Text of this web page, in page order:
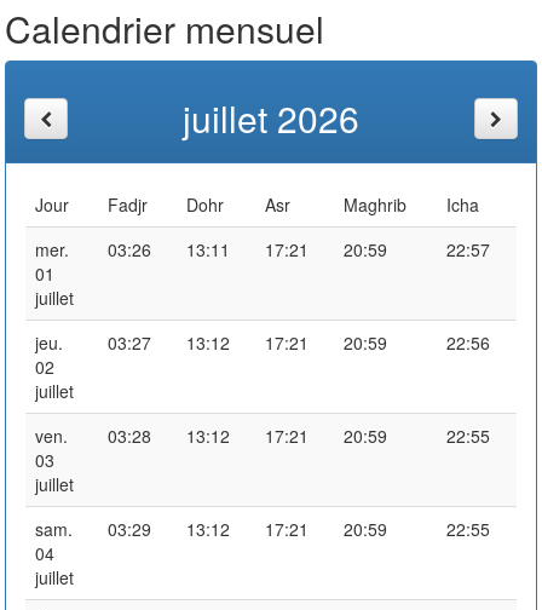
Calendrier mensuel
juillet 2026
Jour Fadjr Dohr Asr Maghrib
Icha
mer.
01
juillet
03:26 13:11 17:21 20:59 22:57
jeu.
02
juillet
03:27 13:12 17:21 20:59 22:56
ven.
03
juillet
03:28 13:12 17:21 20:59 22:55
sam.
04
juillet
03:29 13:12 17:21 20:59 22:55